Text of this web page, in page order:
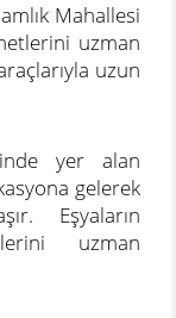
Mahallesi
uzman
uzun
yer alan
gelerek
Eşyaların
uzman